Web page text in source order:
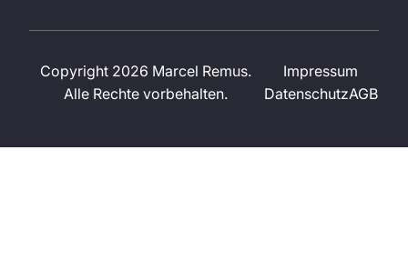
Copyright 2026 Marcel Remus.
Alle Rechte vorbehalten.
Impressum
DatenschutzAGB